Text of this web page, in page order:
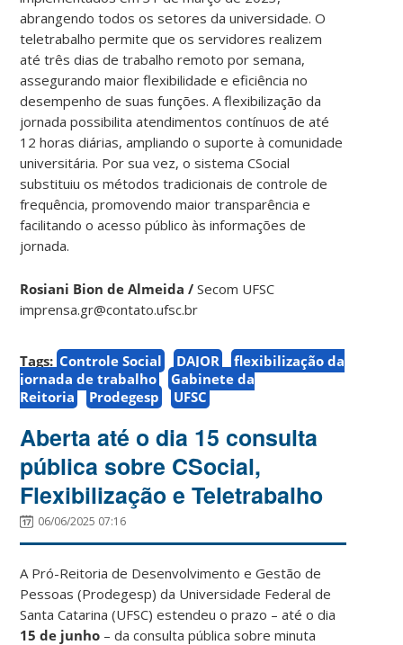
abrangendo todos os setores da universidade. O
teletrabalho permite que os servidores realizem
até três dias de trabalho remoto por semana,
assegurando maior flexibilidade e eficiência no
desempenho de suas funções. A flexibilização da
jornada possibilita atendimentos contínuos de até
12 horas diárias, ampliando o suporte à comunidade
universitária. Por sua vez, o sistema CSocial
substituiu os métodos tradicionais de controle de
frequência, promovendo maior transparência e
facilitando o acesso público às informações de
jornada.
Rosiani Bion de Almeida / Secom UFSC
imprensa.gr@contato.ufsc.br
Tags: Controle Social DAJOR
flexibilização da
jornada de trabalho
Gabinete da
Reitoria
Prodegesp UFSC
Aberta até o dia 15 consulta
pública sobre CSocial,
Flexibilização e Teletrabalho
06/06/2025 07:16
A Pró-Reitoria de Desenvolvimento e Gestão de
Pessoas (Prodegesp) da Universidade Federal de
Santa Catarina (UFSC) estendeu o prazo – até o dia
15 de junho – da consulta pública sobre minuta